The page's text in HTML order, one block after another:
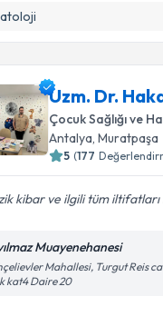
Uzm. Dr.
Çocuk Sağlığı ve
Antalya,Muratpaşa
5 (177
kibar ve ilgili tüm
Muayenehanesi
Mahallesi, Turgut Reis
kat4 Daire 20